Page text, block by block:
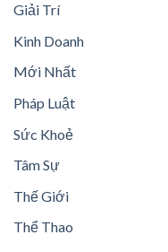
Giải Trí
Kinh Doanh
Mới Nhất
Pháp Luật
Sức Khoẻ
Tâm Sự
Thế Giới
Thể Thao